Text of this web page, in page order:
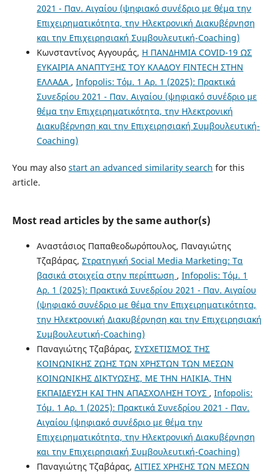
2021 - Παν. Αιγαίου (ψηφιακό συνέδριο με θέμα την
Επιχειρηματικότητα, την Ηλεκτρονική Διακυβέρνηση
και την Επιχειρησιακή Συμβουλευτική-Coaching)
Κωνσταντίνος Αγγουράς, H ΠΑΝΔΗΜΙΑ COVID-19 ΩΣ
ΕΥΚΑΙΡΙΑ ΑΝΑΠΤΥΞΗΣ ΤΟΥ ΚΛΑΔΟΥ FINTECH ΣΤΗΝ
ΕΛΛΑΔΑ , Infopolis: Τόμ. 1 Αρ. 1 (2025): Πρακτικά
Συνεδρίου 2021 - Παν. Αιγαίου (ψηφιακό συνέδριο με
θέμα την Επιχειρηματικότητα, την Ηλεκτρονική
Διακυβέρνηση και την Επιχειρησιακή Συμβουλευτική-
Coaching)
You may also start an advanced similarity search for this
article.
Most read articles by the same author(s)
Αναστάσιος Παπαθεοδωρόπουλος, Παναγιώτης
Τζαβάρας, Στρατηγική Social Media Marketing: Τα
βασικά στοιχεία στην περίπτωση , Infopolis: Τόμ. 1
Αρ. 1 (2025): Πρακτικά Συνεδρίου 2021 - Παν. Αιγαίου
(ψηφιακό συνέδριο με θέμα την Επιχειρηματικότητα,
την Ηλεκτρονική Διακυβέρνηση και την Επιχειρησιακή
Συμβουλευτική-Coaching)
Παναγιώτης Τζαβάρας, ΣΥΣΧΕΤΙΣΜΟΣ ΤΗΣ
ΚΟΙΝΩΝΙΚΗΣ ΖΩΗΣ ΤΩΝ ΧΡΗΣΤΩΝ ΤΩΝ ΜΕΣΩΝ
ΚΟΙΝΩΝΙΚΗΣ ΔΙΚΤΥΩΣΗΣ, ΜΕ ΤΗΝ ΗΛΙΚΙΑ, ΤΗΝ
ΕΚΠΑΙΔΕΥΣΗ ΚΑΙ ΤΗΝ ΑΠΑΣΧΟΛΗΣΗ ΤΟΥΣ , Infopolis:
Τόμ. 1 Αρ. 1 (2025): Πρακτικά Συνεδρίου 2021 - Παν.
Αιγαίου (ψηφιακό συνέδριο με θέμα την
Επιχειρηματικότητα, την Ηλεκτρονική Διακυβέρνηση
και την Επιχειρησιακή Συμβουλευτική-Coaching)
Παναγιώτης Τζαβάρας, ΑΙΤΙΕΣ ΧΡΗΣΗΣ ΤΩΝ ΜΕΣΩΝ